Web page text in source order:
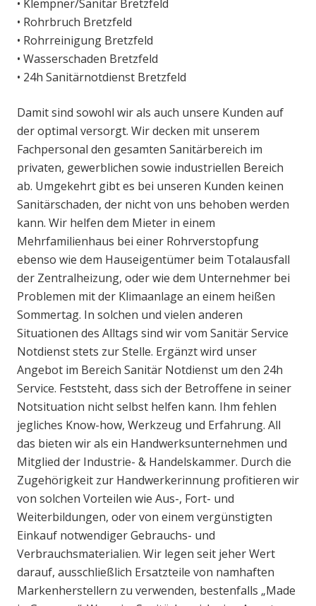
• Klempner/Sanitär Bretzfeld
• Rohrbruch Bretzfeld
• Rohrreinigung Bretzfeld
• Wasserschaden Bretzfeld
• 24h Sanitärnotdienst Bretzfeld
Damit sind sowohl wir als auch unsere Kunden auf
der optimal versorgt. Wir decken mit unserem
Fachpersonal den gesamten Sanitärbereich im
privaten, gewerblichen sowie industriellen Bereich
ab. Umgekehrt gibt es bei unseren Kunden keinen
Sanitärschaden, der nicht von uns behoben werden
kann. Wir helfen dem Mieter in einem
Mehrfamilienhaus bei einer Rohrverstopfung
ebenso wie dem Hauseigentümer beim Totalausfall
der Zentralheizung, oder wie dem Unternehmer bei
Problemen mit der Klimaanlage an einem heißen
Sommertag. In solchen und vielen anderen
Situationen des Alltags sind wir vom Sanitär Service
Notdienst stets zur Stelle. Ergänzt wird unser
Angebot im Bereich Sanitär Notdienst um den 24h
Service. Feststeht, dass sich der Betroffene in seiner
Notsituation nicht selbst helfen kann. Ihm fehlen
jegliches Know-how, Werkzeug und Erfahrung. All
das bieten wir als ein Handwerksunternehmen und
Mitglied der Industrie- & Handelskammer. Durch die
Zugehörigkeit zur Handwerkerinnung profitieren wir
von solchen Vorteilen wie Aus-, Fort- und
Weiterbildungen, oder von einem vergünstigten
Einkauf notwendiger Gebrauchs- und
Verbrauchsmaterialien. Wir legen seit jeher Wert
darauf, ausschließlich Ersatzteile von namhaften
Markenherstellern zu verwenden, bestenfalls „Made